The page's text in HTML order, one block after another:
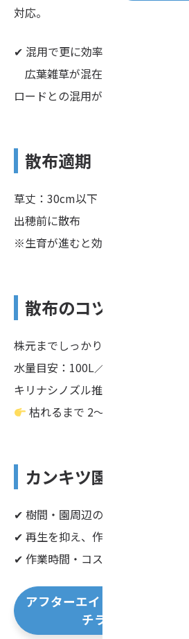
対応。
✔ 混用で更に効率アップ
広葉雑草が混在するときは、ラ
ロードとの混用がおすすめ。
散布適期
草丈：30cm以下
出穂前に散布
※生育が進むと効果が低下します
散布のコツ
株元までしっかり濡らす
水量目安：100L／10a
キリナシノズル推奨
枯れるまで 2〜4週間程度
カンキツ園での導入メ
✔ 樹間・園周辺の雑草管理を省力化
✔ 再生を抑え、作業回数を削減
✔ 作業時間・コストの低減
アフターエイドフロアブル
チラシ